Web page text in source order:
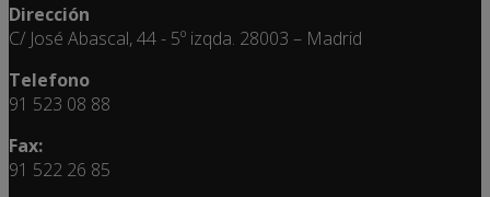
Dirección
C/ José Abascal, 44 - 5º izqda. 28003 – Madrid
Telefono
91 523 08 88
Fax:
91 522 26 85